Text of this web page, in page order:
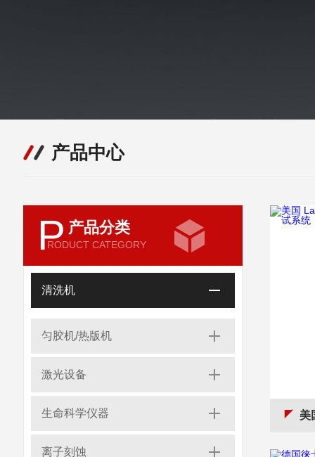
产品中心
P 产品分类
RODUCT CATEGORY
清洗机
匀胶机/热版机
激光设备
生命科学仪器
离子刻蚀
美